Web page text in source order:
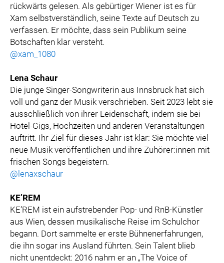
rückwärts gelesen. Als gebürtiger Wiener ist es für
Xam selbstverständlich, seine Texte auf Deutsch zu
verfassen. Er möchte, dass sein Publikum seine
Botschaften klar versteht.
@xam_1080
Lena Schaur
Die junge Singer-Songwriterin aus Innsbruck hat sich
voll und ganz der Musik verschrieben. Seit 2023 lebt sie
ausschließlich von ihrer Leidenschaft, indem sie bei
Hotel-Gigs, Hochzeiten und anderen Veranstaltungen
auftritt. Ihr Ziel für dieses Jahr ist klar: Sie möchte viel
neue Musik veröffentlichen und ihre Zuhörer:innen mit
frischen Songs begeistern.
@lenaxschaur
KE’REM
KE’REM ist ein aufstrebender Pop- und RnB-Künstler
aus Wien, dessen musikalische Reise im Schulchor
begann. Dort sammelte er erste Bühnenerfahrungen,
die ihn sogar ins Ausland führten. Sein Talent blieb
nicht unentdeckt: 2016 nahm er an „The Voice of